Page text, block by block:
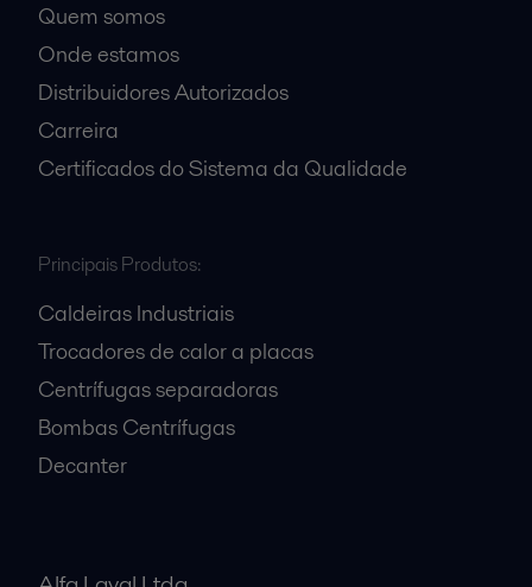
Quem somos
Onde estamos
Distribuidores Autorizados
Carreira
Certificados do Sistema da Qualidade
Principais Produtos:
Caldeiras Industriais
Trocadores de calor a placas
Centrífugas separadoras
Bombas Centrífugas
Decanter